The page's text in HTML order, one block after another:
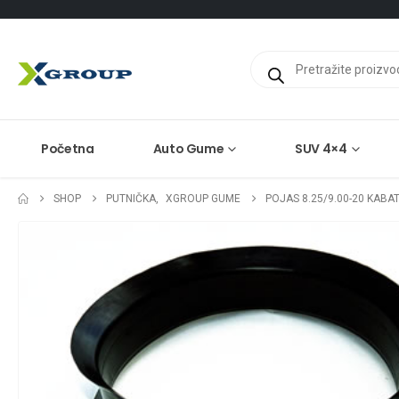
search
Početna Auto Gume SUV 4×4
SHOP PUTNIČKA, XGROUP GUME POJAS 8.25/9.00-20